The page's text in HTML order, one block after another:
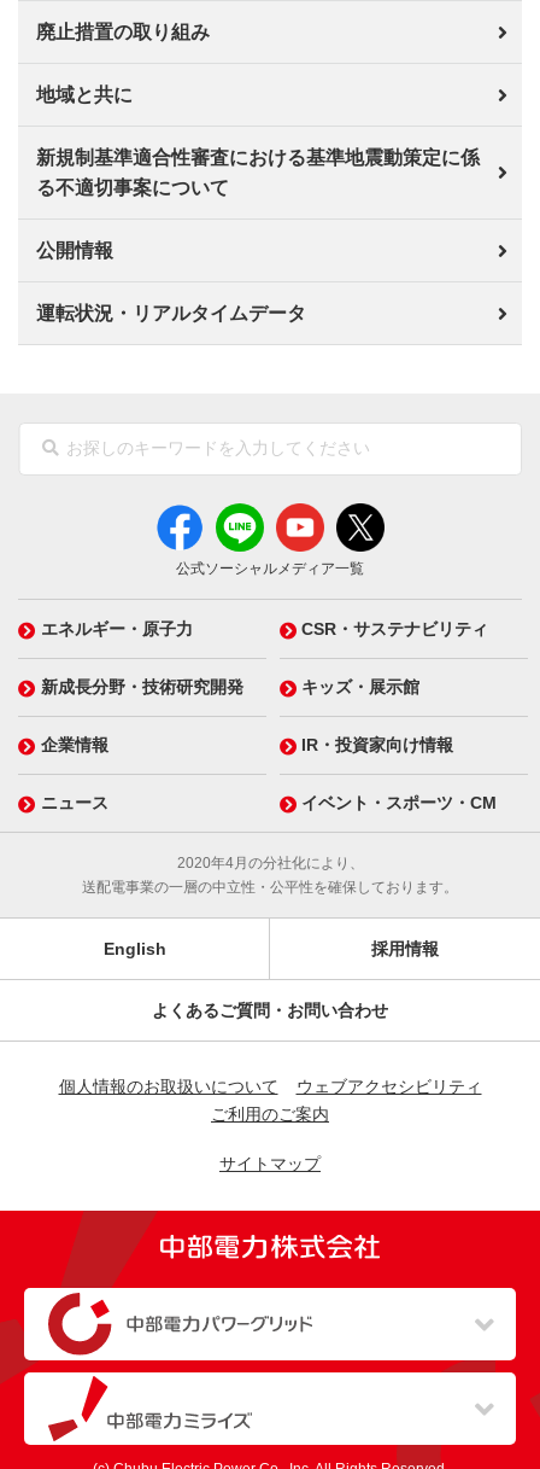
廃止措置の取り組み
地域と共に
新規制基準適合性審査における基準地震動策定に係
る不適切事案について
公開情報
運転状況・リアルタイムデータ
公式ソーシャルメディア一覧
エネルギー・原子力 CSR・サステナビリティ
新成長分野・技術研究開発 キッズ・展示館
企業情報 IR・投資家向け情報
ニュース イベント・スポーツ・CM
2020年4月の分社化により、
送配電事業の一層の中立性・公平性を確保しております。
English 採用情報
よくあるご質問・お問い合わせ
個人情報のお取扱いについて
ウェブアクセシビリティ
ご利用のご案内
サイトマップ
（新しいウィンドウを開きます）
（新しいウィンドウを開きます）